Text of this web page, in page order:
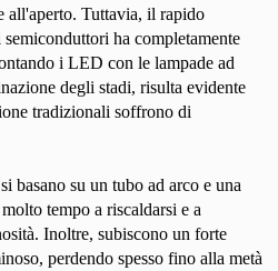
all'aperto. Tuttavia, il rapido
ha completamente
i LED con le lampade ad
degli stadi, risulta evidente
tradizionali soffrono di
basano su un tubo ad arco e una
tempo a riscaldarsi e a
Inoltre, subiscono un forte
perdendo spesso fino alla metà